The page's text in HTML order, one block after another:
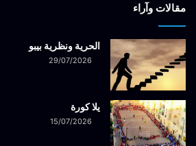
مقالات وآراء
الحرية ونظرية بيبو
29/07/2026
يلا كورة
15/07/2026